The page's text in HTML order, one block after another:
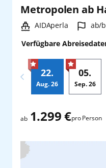
Metropolen ab
Schiff:
AIDAperla
ab/
Verfügbare
22.
Aug. 26
05.
Sep.26
ab 1.299 €pro Person